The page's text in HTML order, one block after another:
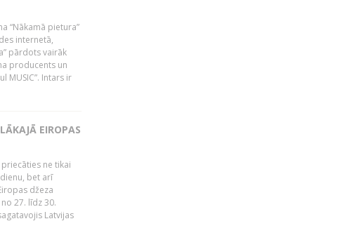
“Nākamā pietura”
internetā,
pārdots vairāk
producents un
MUSIC”. Intars ir
EIROPAS
ne tikai
bet arī
džeza
27. līdz 30.
Latvijas